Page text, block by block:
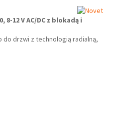
12 V AC/DC z blokadą i
do drzwi z technologią radialną,